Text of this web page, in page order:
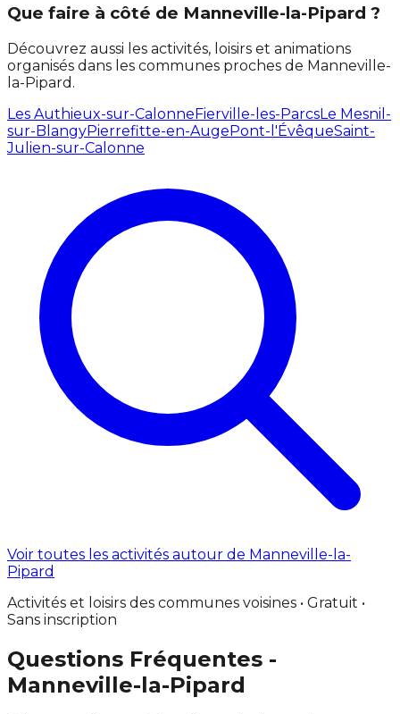
Que faire à côté de Manneville-la-Pipard ?
Découvrez aussi les activités, loisirs et animations
organisés dans les communes proches de Manneville-
la-Pipard.
Les Authieux-sur-CalonneFierville-les-ParcsLe Mesnil-
sur-BlangyPierrefitte-en-AugePont-l'ÉvêqueSaint-
Julien-sur-Calonne
Voir toutes les activités autour de Manneville-la-
Pipard
Activités et loisirs des communes voisines • Gratuit •
Sans inscription
Questions Fréquentes -
Manneville-la-Pipard